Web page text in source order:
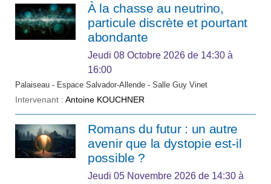
À la chasse au neutrino,
particule discrète et pourtant
abondante
Jeudi 08 Octobre 2026 de 14:30 à
16:00
Palaiseau - Espace Salvador-Allende - Salle Guy Vinet
Intervenant : Antoine KOUCHNER
Romans du futur : un autre
avenir que la dystopie est-il
possible ?
Jeudi 05 Novembre 2026 de 14:30 à